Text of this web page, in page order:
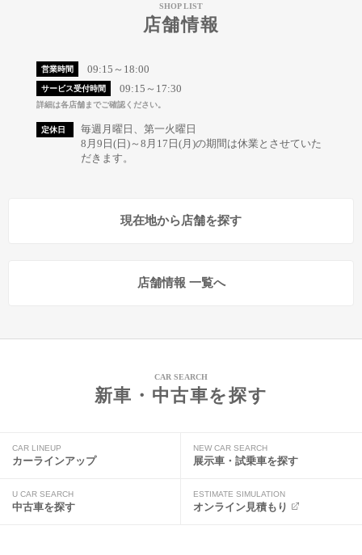
SHOP LIST
店舗情報
営業時間 09:15～18:00
サービス受付時間 09:15～17:30
詳細は各店舗までご確認ください。
定休日
毎週月曜日、第一火曜日
8月9日(日)～8月17日(月)の期間は休業とさせていた
だきます。
現在地から店舗を探す
店舗情報 一覧へ
CAR SEARCH
新車・中古車を探す
CAR LINEUP
カーラインアップ
NEW CAR SEARCH
展示車・試乗車を探す
U CAR SEARCH
中古車を探す
ESTIMATE SIMULATION
オンライン見積もり